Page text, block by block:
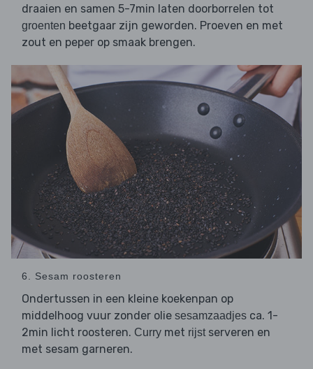
draaien en samen 5-7min laten doorborrelen tot
groenten beetgaar zijn geworden. Proeven en met
zout en peper op smaak brengen.
6. Sesam roosteren
Ondertussen in een kleine koekenpan op
middelhoog vuur zonder olie sesamzaadjes ca. 1-
2min licht roosteren. Curry met rijstserveren en
met sesam garneren.